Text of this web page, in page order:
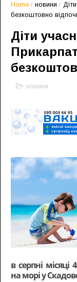
Home / новини /
безкоштовно
Діти
новини
в серпні
на морі у